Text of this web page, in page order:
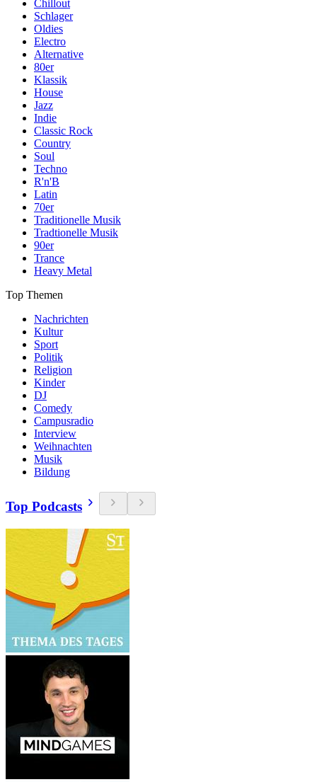
Chillout
Schlager
Oldies
Electro
Alternative
80er
Klassik
House
Jazz
Indie
Classic Rock
Country
Soul
Techno
R'n'B
Latin
70er
Traditionelle Musik
Tradtionelle Musik
90er
Trance
Heavy Metal
Top Themen
Nachrichten
Kultur
Sport
Politik
Religion
Kinder
DJ
Comedy
Campusradio
Interview
Weihnachten
Musik
Bildung
Top Podcasts